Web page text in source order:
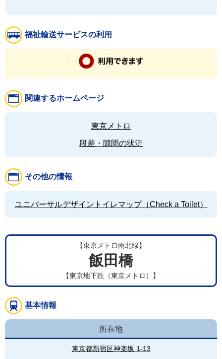
福祉輸送サービスの利用
関連するホームページ
東京メトロ
段差・隙間の状況
その他の情報
ユニバーサルデザイントイレマップ（Check a Toilet）
【東京メトロ南北線】
飯田橋
【東京地下鉄（東京メトロ）】
基本情報
所在地
東京都新宿区神楽坂 1-13